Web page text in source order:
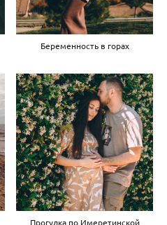
Беременность в горах
Прогулка по Имеретинской